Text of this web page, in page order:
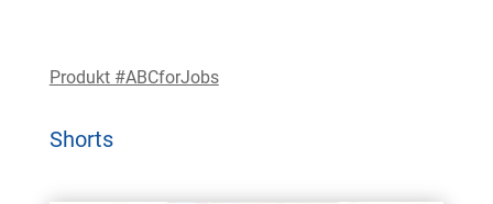
Produkt #ABCforJobs
Shorts